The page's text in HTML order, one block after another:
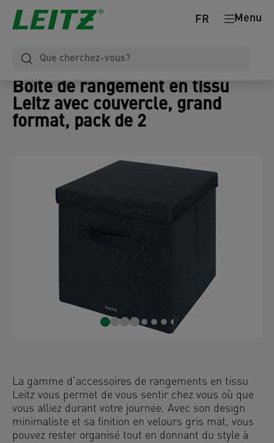
Menu
FR
Boîte de rangement en tissu
Leitz avec couvercle, grand
format, pack de 2
La gamme d’accessoires de rangements en tissu
Leitz vous permet de vous sentir chez vous où que
vous alliez durant votre journée. Avec son design
minimaliste et sa finition en velours gris mat, vous
pouvez rester organisé tout en donnant du style à